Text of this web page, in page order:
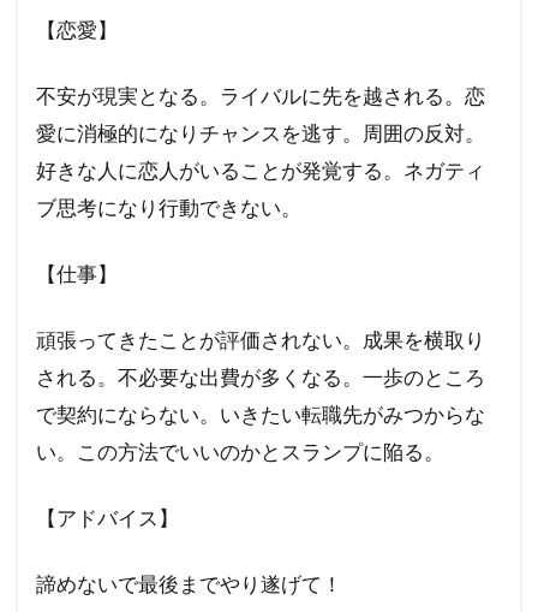
【恋愛】
不安が現実となる。ライバルに先を越される。恋
愛に消極的になりチャンスを逃す。周囲の反対。
好きな人に恋人がいることが発覚する。ネガティ
ブ思考になり行動できない。
【仕事】
頑張ってきたことが評価されない。成果を横取り
される。不必要な出費が多くなる。一歩のところ
で契約にならない。いきたい転職先がみつからな
い。この方法でいいのかとスランプに陥る。
【アドバイス】
諦めないで最後までやり遂げて！